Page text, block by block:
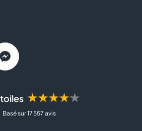
★★★★★
Basé sur 17 557 avis
Messenger